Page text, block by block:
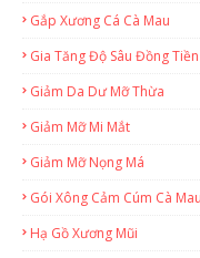
Gắp Xương Cá Cà Mau
Gia Tăng Độ Sâu Đồng Tiền
Giảm Da Dư Mỡ Thừa
Giảm Mỡ Mi Mắt
Giảm Mỡ Nọng Má
Gói Xông Cảm Cúm Cà Mau
Hạ Gồ Xương Mũi